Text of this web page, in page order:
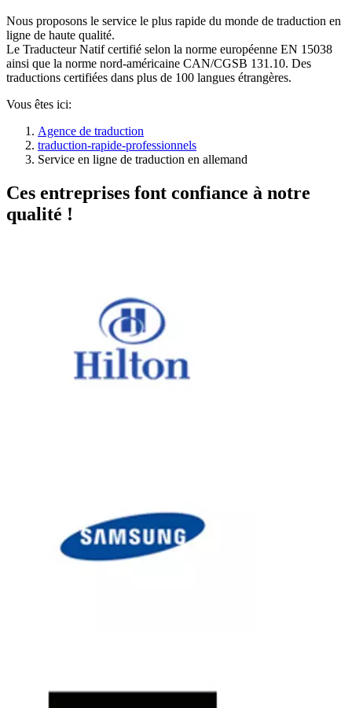
Nous proposons le service le plus rapide du monde de traduction en
ligne de haute qualité.
Le Traducteur Natif certifié selon la norme européenne EN 15038
ainsi que la norme nord-américaine CAN/CGSB 131.10. Des
traductions certifiées dans plus de 100 langues étrangères.
Vous êtes ici:
Agence de traduction
traduction-rapide-professionnels
Service en ligne de traduction en allemand
Ces entreprises font confiance à notre
qualité !